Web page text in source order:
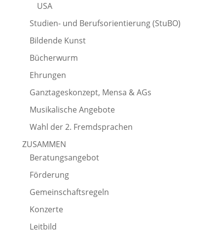
USA
Studien- und Berufsorientierung (StuBO)
Bildende Kunst
Bücherwurm
Ehrungen
Ganztageskonzept, Mensa & AGs
Musikalische Angebote
Wahl der 2. Fremdsprachen
ZUSAMMEN
Beratungsangebot
Förderung
Gemeinschaftsregeln
Konzerte
Leitbild